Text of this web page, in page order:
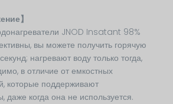
】
JNOD Insatant 98%
вы можете получить горячую
нагревают воду только тогда,
в отличие от емкостных
которые поддерживают
даже когда она не используется.